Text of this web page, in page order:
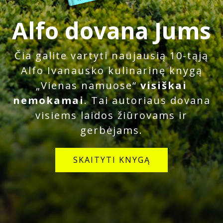
Alfo dovana Jums
Čia galite vartyti naujausią 10-tąją
Alfo Ivanausko kulinarinę knygą
„Vienas namuose“visiškai
nemokamai. Tai autoriaus dovana
visiems laidos žiūrovams ir
gerbėjams.
SKAITYTI KNYGĄ